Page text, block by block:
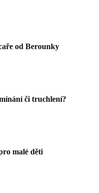
od Berounky
či truchlení?
malé děti